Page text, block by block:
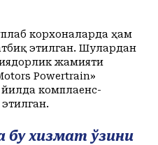
корхоналарда ҳам
этилган. Шулардан
жамияти
Powertrain»
комплаенс-
бу хизмат ўзини